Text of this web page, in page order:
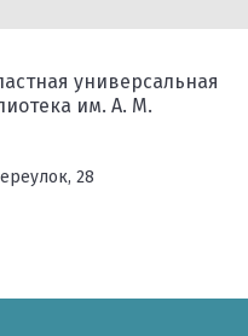
универсальная
им. А. М.
28